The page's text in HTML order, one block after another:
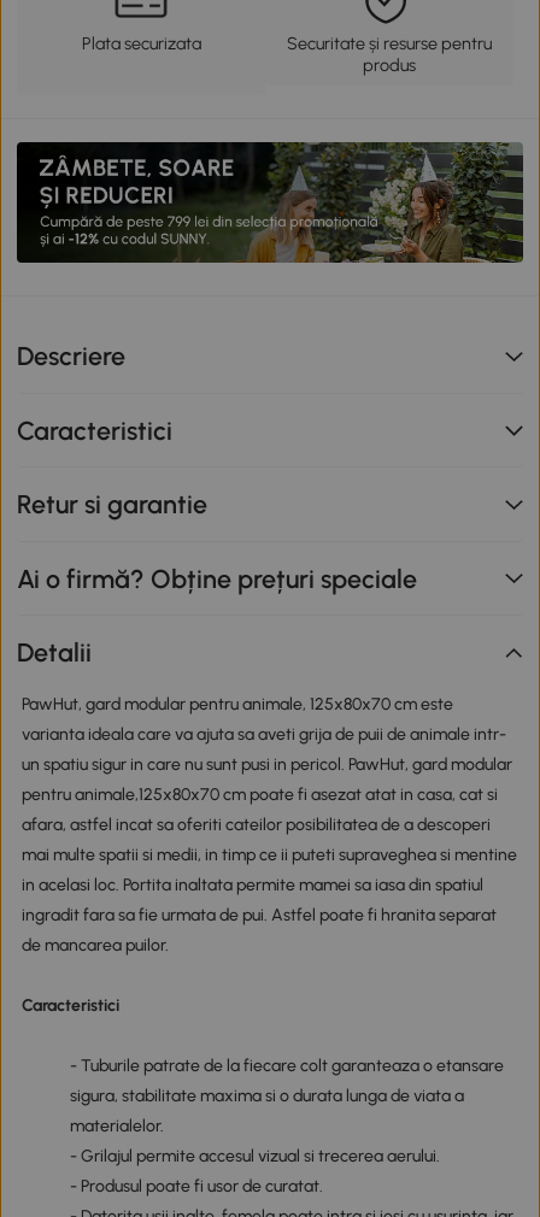
Plata securizata
Securitate și resurse pentru
produs
Descriere
Caracteristici
Retur si garantie
Ai o firmă? Obține prețuri speciale
Detalii
PawHut, gard modular pentru animale, 125x80x70 cm este
varianta ideala care va ajuta sa aveti grija de puii de animale intr-
un spatiu sigur in care nu sunt pusi in pericol. PawHut, gard modular
pentru animale,125x80x70 cm poate fi asezat atat in casa, cat si
afara, astfel incat sa oferiti cateilor posibilitatea de a descoperi
mai multe spatii si medii, in timp ce ii puteti supraveghea si mentine
in acelasi loc. Portita inaltata permite mamei sa iasa din spatiul
ingradit fara sa fie urmata de pui. Astfel poate fi hranita separat
de mancarea puilor.
Caracteristici
- Tuburile patrate de la fiecare colt garanteaza o etansare
sigura, stabilitate maxima si o durata lunga de viata a
materialelor.
- Grilajul permite accesul vizual si trecerea aerului.
- Produsul poate fi usor de curatat.